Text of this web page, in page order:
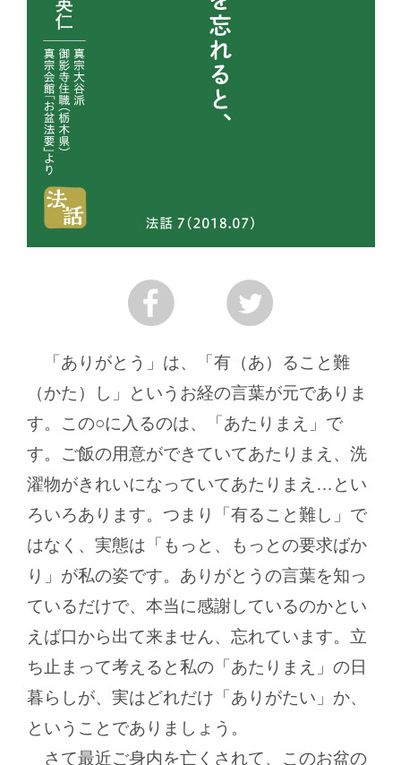
「ありがとう」は、「有（あ）ること難
（かた）し」というお経の言葉が元でありま
す。この○に入るのは、「あたりまえ」で
す。ご飯の用意ができていてあたりまえ、洗
濯物がきれいになっていてあたりまえ…とい
ろいろあります。つまり「有ること難し」で
はなく、実態は「もっと、もっとの要求ばか
り」が私の姿です。ありがとうの言葉を知っ
ているだけで、本当に感謝しているのかとい
えば口から出て来ません、忘れています。立
ち止まって考えると私の「あたりまえ」の日
暮らしが、実はどれだけ「ありがたい」か、
ということでありましょう。
さて最近ご身内を亡くされて、このお盆の